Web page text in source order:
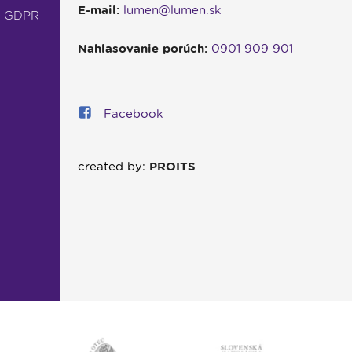
E-mail: lumen@lumen.sk
Nahlasovanie porúch: 0901 909 901
Facebook
created by: PROITS